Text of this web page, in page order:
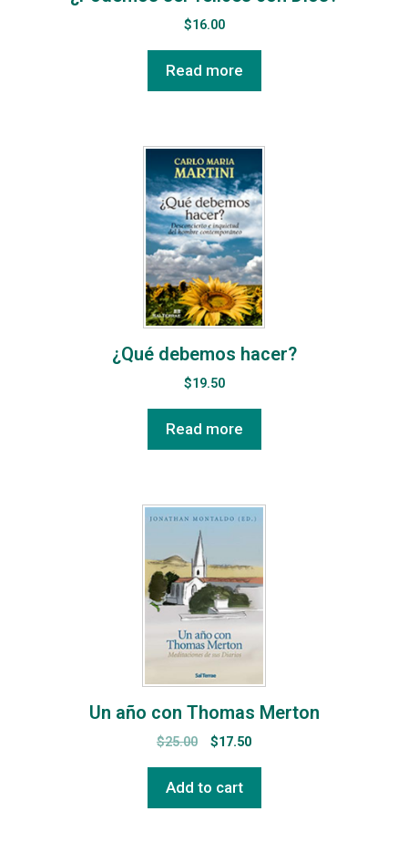
$16.00
Read more
¿Qué debemos hacer?
$19.50
Read more
Un año con Thomas Merton
$25.00 $17.50
Add to cart